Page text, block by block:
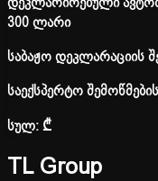
300 ლარი
საბაჟო დეკლარაციის
საექსპერტო
სულ:₾
TL Group